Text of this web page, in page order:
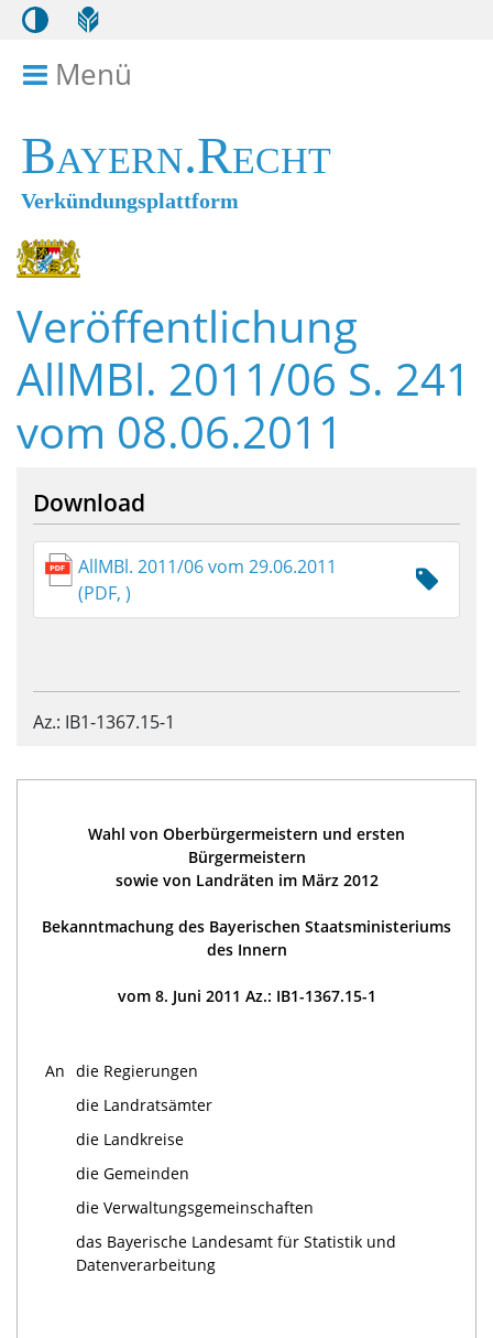
Menü
Bayern.Recht
Verkündungsplattform
Veröffentlichung
AllMBl. 2011/06 S. 241
vom 08.06.2011
Download
AllMBl. 2011/06 vom 29.06.2011
(PDF, )
Az.: IB1-1367.15-1
Wahl von Oberbürgermeistern und ersten
Bürgermeistern
sowie von Landräten im März 2012
Bekanntmachung des Bayerischen Staatsministeriums
des Innern
vom 8. Juni 2011 Az.: IB1-1367.15-1
An die Regierungen
die Landratsämter
die Landkreise
die Gemeinden
die Verwaltungsgemeinschaften
das Bayerische Landesamt für Statistik und
Datenverarbeitung